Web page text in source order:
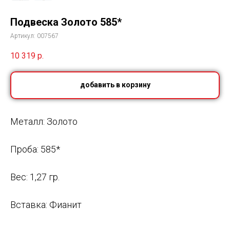
Подвеска Золото 585*
Артикул: 007567
10 319 р.
добавить в корзину
Металл: Золото
Проба: 585*
Вес: 1,27 гр.
Вставка: Фианит